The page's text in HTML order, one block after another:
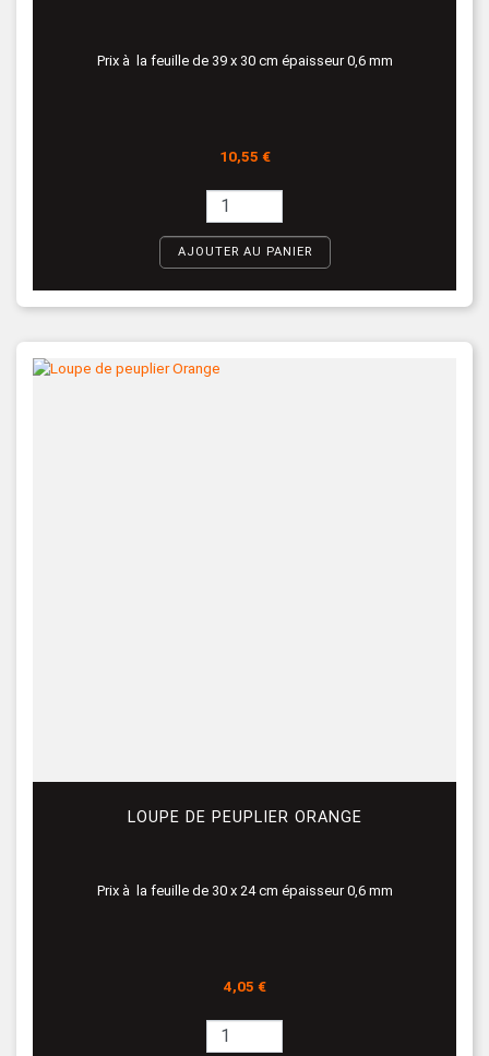
Prix à la feuille de 39 x 30 cm épaisseur 0,6 mm
Prix
10,55 €
AJOUTER AU PANIER
LOUPE DE PEUPLIER ORANGE
Prix à la feuille de 30 x 24 cm épaisseur 0,6 mm
Prix
4,05 €